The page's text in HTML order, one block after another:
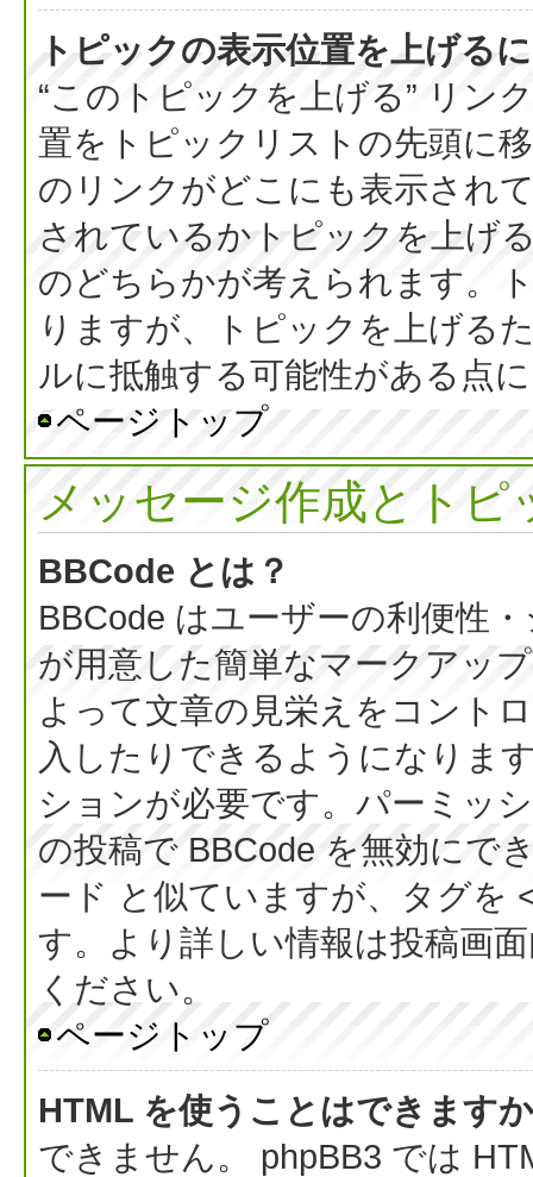
トピックの表示位置を上げる
“このトピックを上げる” リン
置をトピックリストの先頭に
のリンクがどこにも表示され
されているかトピックを上げ
のどちらかが考えられます。
りますが、トピックを上げる
ルに抵触する可能性がある点
ページトップ
メッセージ作成とトピ
BBCode とは？
BBCode はユーザーの利便性
が用意した簡単なマークアッ
よって文章の見栄えをコント
入したりできるようになりま
ションが必要です。パーミッ
の投稿で BBCode を無効にで
ード と似ていますが、タグを
す。より詳しい情報は投稿画
ください。
ページトップ
HTML を使うことはできます
できません。 phpBB3 では